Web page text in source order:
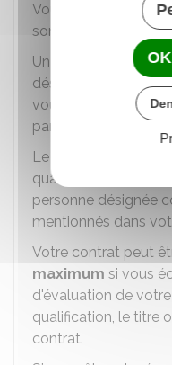
Vous vous engagez
sont confiées et à
Un agent de votre
désigné tuteur pour
vous apporter tout
parcours de
Le programme de
qualification
personne désignée
mentionnés dans
Votre contrat peut
maximum si vous
d'évaluation de
qualification, le titre
contrat.